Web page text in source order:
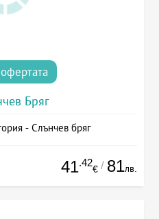
Бряг
- Слънчев бряг
41.42
€ / 81лв.